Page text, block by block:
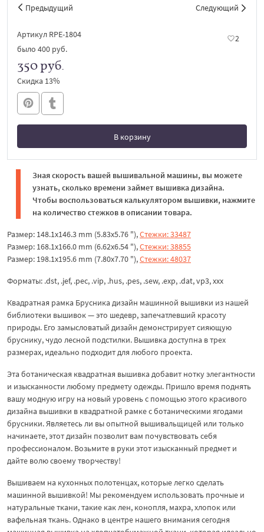
Предыдущий Следующий
Артикул RPE-1804
2
было 400 руб.
350 руб.
Скидка 13%
В корзину
В корзине
Зная скорость вашей вышивальной машины, вы можете
узнать, сколько времени займет вышивка дизайна.
Чтобы воспользоваться калькулятором вышивки, нажмите
на количество стежков в описании товара.
Размер: 148.1x146.3 mm (5.83x5.76 "),Стежки: 33487
Размер: 168.1x166.0 mm (6.62x6.54 "),Стежки: 38855
Размер: 198.1x195.6 mm (7.80x7.70 "),Стежки: 48037
Форматы: .dst, .jef, .pec, .vip, .hus, .pes, .sew, .exp, .dat, vp3, xxx
Квадратная рамка Брусника дизайн машинной вышивки из нашей
библиотеки вышивок — это шедевр, запечатлевший красоту
природы. Его замысловатый дизайн демонстрирует сияющую
бруснику, чудо лесной подстилки. Вышивка доступна в трех
размерах, идеально подходит для любого проекта.
Эта ботаническая квадратная вышивка добавит нотку элегантности
и изысканности любому предмету одежды. Пришло время поднять
вашу модную игру на новый уровень с помощью этого красивого
дизайна вышивки в квадратной рамке с ботаническими ягодами
брусники. Являетесь ли вы опытной вышивальщицей или только
начинаете, этот дизайн позволит вам почувствовать себя
профессионалом. Возьмите в руки этот изысканный предмет и
дайте волю своему творчеству!
Вышиваем на кухонных полотенцах, которые легко сделать
машинной вышивкой! Мы рекомендуем использовать прочные и
натуральные ткани, такие как лен, конопля, махра, хлопок или
вафельная ткань. Однако в центре нашего внимания сегодня